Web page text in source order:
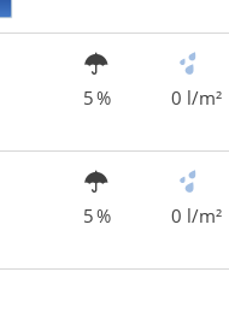
5 % 0 l/m²
5 % 0 l/m²